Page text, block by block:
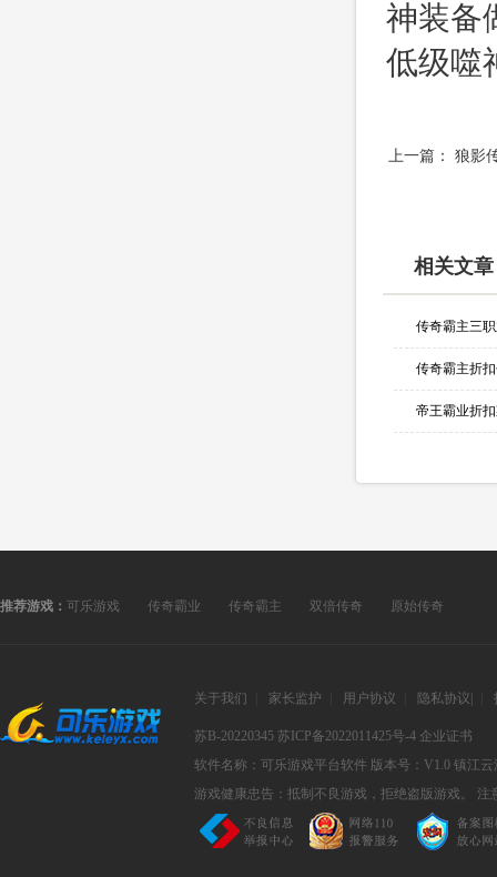
神装备
低级噬
上一篇： 狼影
相关文章
帝王霸业折
推荐游戏： 可乐游戏 传奇霸业 传奇霸主 双倍传奇 原始传奇
关于我们 家长监护 用户协议 隐私协议|
苏B-20220345 苏ICP备2022011425号-4 企业证书
软件名称：可乐游戏平台软件 版本号：V1.0 镇江云
游戏健康忠告：抵制不良游戏，拒绝盗版游戏。